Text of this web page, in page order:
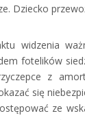
Dziecko
widzenia
fotelików
z
się
ze